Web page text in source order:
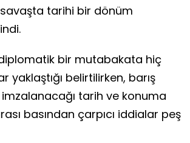
tarihi bir dönüm
bir mutabakata hiç
yaklaştığı belirtilirken, barış
imzalanacağı tarih ve konuma
basından çarpıcı iddialar peş